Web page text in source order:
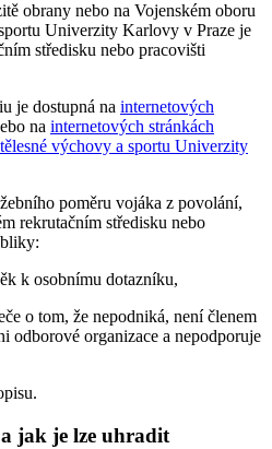
obrany nebo na Vojenském oboru
Univerzity Karlovy v Praze je
středisku nebo pracovišti
je dostupná na internetových
na internetových stránkách
výchovy a sportu Univerzity
poměru vojáka z povolání,
rekrutačním středisku nebo
k osobnímu dotazníku,
o tom, že nepodniká, není členem
odborové organizace a nepodporuje
jak je lze uhradit